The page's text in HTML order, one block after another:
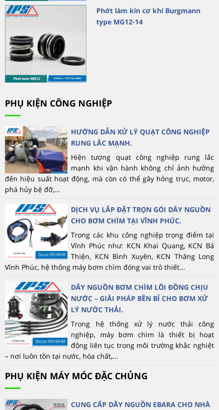
Phớt làm kín cơ khí Burgmann
type MG12-14
PHỤ KIỆN CÔNG NGHIỆP
HƯỚNG DẪN XỬ LÝ QUẠT CÔNG NGHIỆP
RUNG LẮC MẠNH.
Hiện tượng quạt công nghiệp rung lắc
mạnh khi vận hành không chỉ ảnh hưởng
đến hiệu suất hoạt động, mà còn có thể gây hỏng trục, motor,
phá hủy bệ đỡ,...
DỊCH VỤ LẮP ĐẶT TRỌN GÓI DÂY NGUỒN
CHO BƠM CHÌM TẠI VĨNH PHÚC.
Trong các khu công nghiệp trọng điểm tại
Vĩnh Phúc như: KCN Khai Quang, KCN Bá
Thiện, KCN Bình Xuyên, KCN Thăng Long
Vĩnh Phúc, hệ thống máy bơm chìm đóng vai trò thiết...
DÂY NGUỒN BƠM CHÌM LÕI ĐỒNG CHỊU
NƯỚC – GIẢI PHÁP BỀN BỈ CHO BƠM XỬ
LÝ NƯỚC THẢI.
Trong hệ thống xử lý nước thải công
nghiệp, máy bơm chìm là thiết bị hoạt
động liên tục trong môi trường khắc nghiệt
– nơi luôn tồn tại nước, hóa chất,...
PHỤ KIỆN MÁY MÓC ĐẶC CHỦNG
CUNG CẤP DÂY NGUỒN EBARA CHO NHÀ